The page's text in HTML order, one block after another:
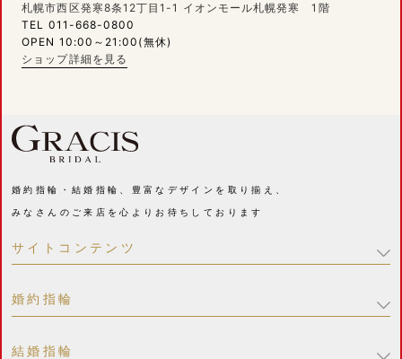
札幌市西区発寒8条12丁目1-1 イオンモール札幌発寒 1階
TEL 011-668-0800
OPEN 10:00～21:00(無休)
ショップ詳細を見る
婚約指輪・結婚指輪、豊富なデザインを取り揃え、
みなさんのご来店を心よりお待ちしております
サイトコンテンツ
婚約指輪
結婚指輪